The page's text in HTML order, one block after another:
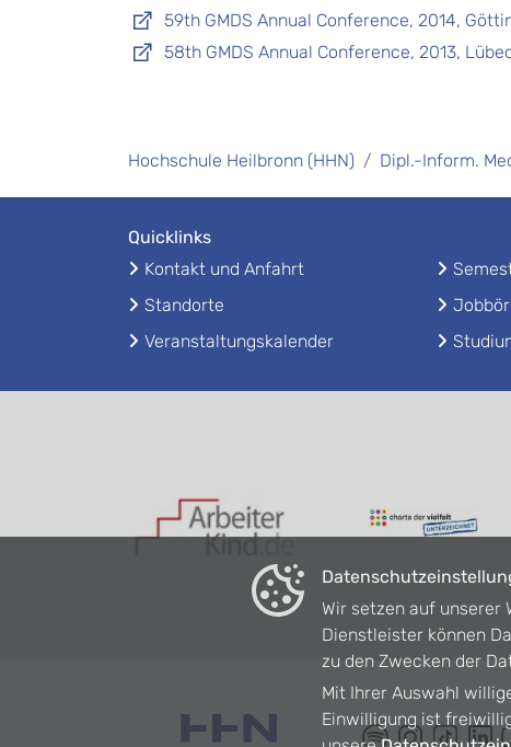
59th GMDS Annual Conference, 2014,
58th GMDS Annual Conference, 2013,
Hochschule Heilbronn (HHN) Dipl.-Inform.
Quicklinks
Kontakt und Anfahrt
Standorte
Veranstaltungskalender
Wir setzen auf unserer
Dienstleister können
zu den Zwecken der
Mit Ihrer Auswahl
Einwilligung ist